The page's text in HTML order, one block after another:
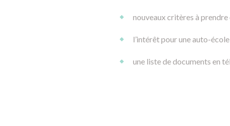
nouveaux critères à
l’intérêt pour une auto-
une liste de documents en